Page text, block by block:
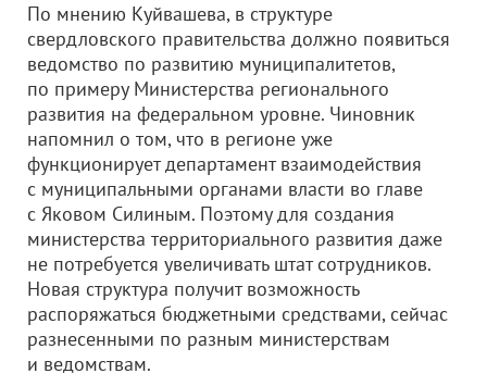
По мнению Куйвашева, в структуре
свердловского правительства должно появиться
ведомство по развитию муниципалитетов,
по примеру Министерства регионального
развития на федеральном уровне. Чиновник
напомнил о том, что в регионе уже
функционирует департамент взаимодействия
с муниципальными органами власти во главе
с Яковом Силиным. Поэтому для создания
министерства территориального развития даже
не потребуется увеличивать штат сотрудников.
Новая структура получит возможность
распоряжаться бюджетными средствами, сейчас
разнесенными по разным министерствам
и ведомствам.